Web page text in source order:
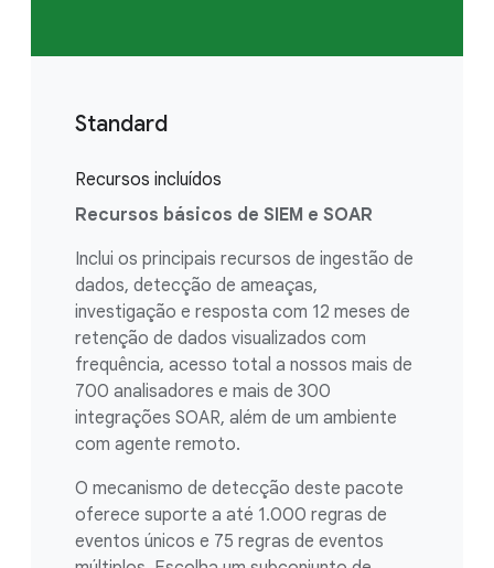
Standard
Recursos incluídos
Recursos básicos de SIEM e SOAR
Inclui os principais recursos de ingestão de
dados, detecção de ameaças,
investigação e resposta com 12 meses de
retenção de dados visualizados com
frequência, acesso total a nossos mais de
700 analisadores e mais de 300
integrações SOAR, além de um ambiente
com agente remoto.
O mecanismo de detecção deste pacote
oferece suporte a até 1.000 regras de
eventos únicos e 75 regras de eventos